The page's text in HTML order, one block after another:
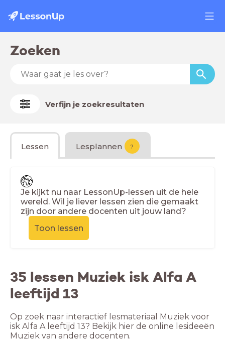
Zoeken
Verfijn je zoekresultaten
Lessen Lesplannen ?
Je kijkt nu naar LessonUp-lessen uit de hele
wereld. Wil je liever lessen zien die gemaakt
zijn door andere docenten uit jouw land?
Toon lessen
35 lessen Muziek isk Alfa A
leeftijd 13
Op zoek naar interactief lesmateriaal Muziek voor
isk Alfa A leeftijd 13? Bekijk hier de online lesideeën
Muziek van andere docenten.